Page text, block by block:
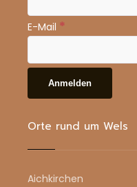
E-Mail *
Orte rund um Wels
Aichkirchen